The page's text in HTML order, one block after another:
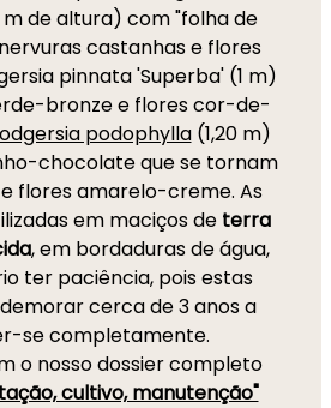
m de altura) com "folha de
castanhas e flores
pinnata 'Superba' (1 m)
bronze e flores cor-de-
podophylla(1,20 m)
chocolate que se tornam
flores amarelo-creme. As
em maciços de terra
, em bordaduras de água,
ter paciência, pois estas
cerca de 3 anos a
se completamente.
o nosso dossier completo
cultivo, manutenção"